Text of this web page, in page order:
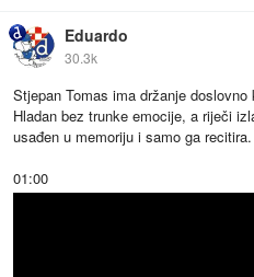
Eduardo
30.3k
Stjepan Tomas ima držanje
Hladan bez trunke emocije, a riječi
usađen u memoriju i samo ga recitira.
01:00